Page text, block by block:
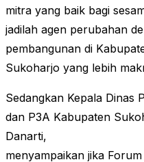
mitra yang baik bagi
jadilah agen perubahan
pembangunan di
Sukoharjo yang lebih
Sedangkan Kepala Dinas
dan P3A Kabupaten
Danarti,
menyampaikan jika